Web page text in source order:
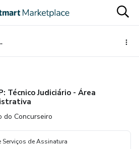
Administrativa
Técnico Judiciário - Área
do Concurseiro
Serviços de Assinatura